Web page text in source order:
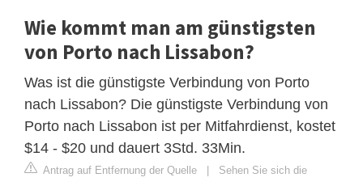
Wie kommt man am günstigsten
von Porto nach Lissabon?
Was ist die günstigste Verbindung von Porto
nach Lissabon? Die günstigste Verbindung von
Porto nach Lissabon ist per Mitfahrdienst, kostet
$14 - $20 und dauert 3Std. 33Min.
Antrag auf Entfernung der Quelle | Sehen Sie sich die